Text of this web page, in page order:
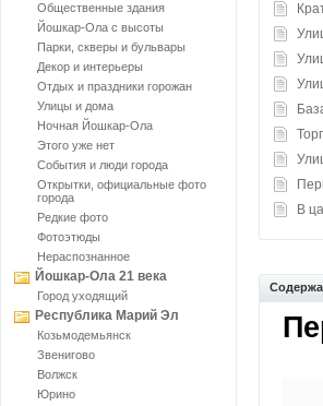
Общественные здания
Йошкар-Ола с высоты
Парки, скверы и бульвары
Декор и интерьеры
Отдых и праздники горожан
Улицы и дома
Ночная Йошкар-Ола
Этого уже нет
События и люди города
Открытки, официальные фото
города
Редкие фото
Фотоэтюды
Нераспознанное
Йошкар-Ола 21 века
Город уходящий
Республика Марий Эл
Козьмодемьянск
Звенигово
Волжск
Юрино
В